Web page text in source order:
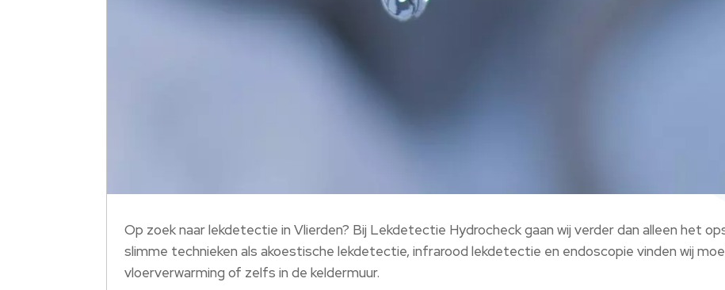
Op zoek naar lekdetectie in Vlierden? Bij Lekdetectie Hydrocheck gaan wij verder dan alleen het
slimme technieken als akoestische lekdetectie, infrarood lekdetectie en endoscopie vinden wij
vloerverwarming of zelfs in de keldermuur.​